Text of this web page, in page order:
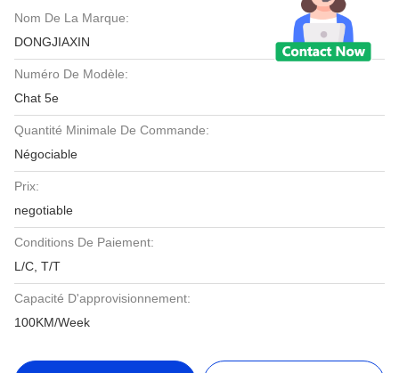
Nom De La Marque:
DONGJIAXIN
Numéro De Modèle:
Chat 5e
Quantité Minimale De Commande:
Négociable
Prix:
negotiable
Conditions De Paiement:
L/C, T/T
Capacité D'approvisionnement:
100KM/Week